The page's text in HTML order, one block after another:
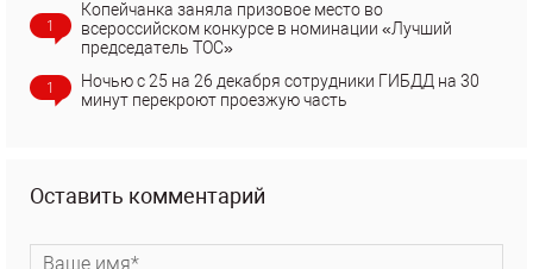
1
Копейчанка заняла призовое место во
всероссийском конкурсе в номинации «Лучший
председатель ТОС»
1
Ночью с 25 на 26 декабря сотрудники ГИБДД на 30
минут перекроют проезжую часть
Оставить комментарий